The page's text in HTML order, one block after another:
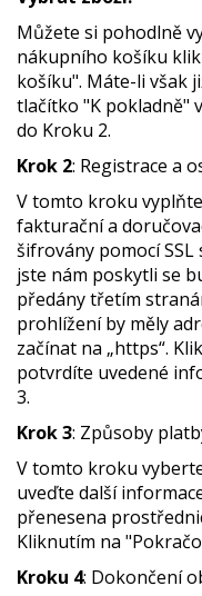
Můžete si pohodlně
nákupního košíku
košíku". Máte-li však
tlačítko "K pokladně"
do Kroku 2.
Krok 2: Registrace a
V tomto kroku
fakturační a
šifrovány pomocí
jste nám poskytli se
předány třetím
prohlížení by měly
začínat na „https“.
potvrdíte uvedené
3.
Krok 3: Způsoby
V tomto kroku
uveďte další
přenesena
Kliknutím na
Kroku 4: Dokončení